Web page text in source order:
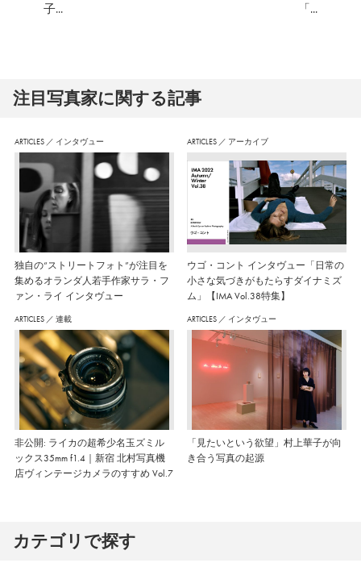
子...
「...
注⽬写真家に関する記事
ARTICLES ／ インタヴュー
独自の“ストリートフォト”が注目を
集めるオランダ人若手作家サラ・フ
ァン・ライ インタヴュー
ARTICLES ／ アーカイブ
ウゴ・コント インタヴュー「日常の
小さな気づきがもたらすダイナミズ
ム」【IMA Vol.38特集】
ARTICLES ／ 連載
非公開: ライカの超希少名玉ズミル
ックス35mm f1.4｜新宿 北村写真機
店ヴィンテージカメラのすすめ Vol.7
ARTICLES ／ インタヴュー
「見たいという欲望」村上華子が向
き合う写真の起源
カテゴリで探す